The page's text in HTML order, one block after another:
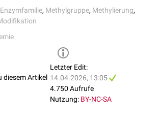
Methyltransferasen
bleiben beim Hinzufügen von
an das Substrat gebunden
müssen nach jeder
vom Substrat dissoziieren
Enzymfamilie, Methylgruppe, Methylierung,
diesem Artikel
Letzter Edit:
14.04.2026, 13:05
4.750 Aufrufe
Nutzung: BY-NC-SA